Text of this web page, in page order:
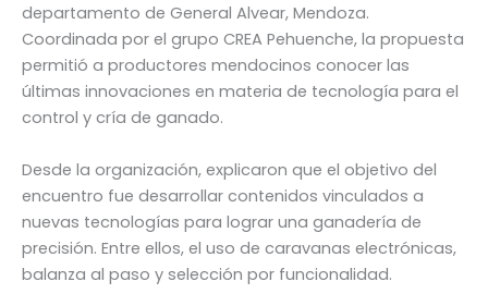
departamento de General Alvear, Mendoza.
Coordinada por el grupo CREA Pehuenche, la propuesta
permitió a productores mendocinos conocer las
últimas innovaciones en materia de tecnología para el
control y cría de ganado.
Desde la organización, explicaron que el objetivo del
encuentro fue desarrollar contenidos vinculados a
nuevas tecnologías para lograr una ganadería de
precisión. Entre ellos, el uso de caravanas electrónicas,
balanza al paso y selección por funcionalidad.